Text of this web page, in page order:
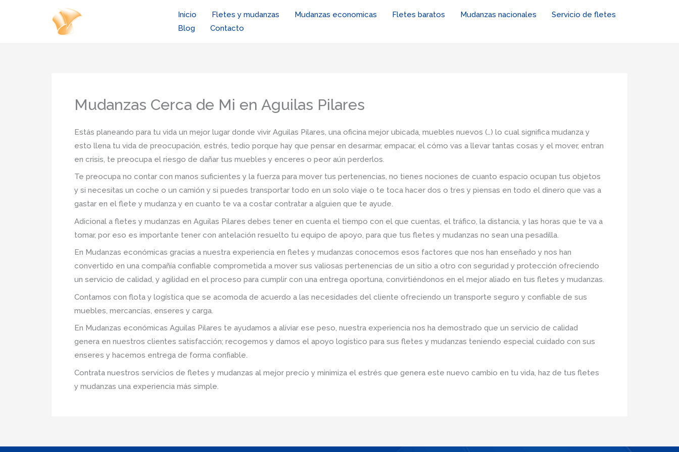
Inicio Fletes y mudanzas Mudanzas economicas Fletes baratos Mudanzas nacionales
Servicio de fletes
Blog
Contacto
Mudanzas Cerca de Mi en Aguilas Pilares
Estás planeando para tu vida un mejor lugar donde vivir Aguilas Pilares, una oficina mejor ubicada, muebles nuevos (…) lo cual significa mudanza y
esto llena tu vida de preocupación, estrés, tedio porque hay que pensar en desarmar, empacar, el cómo vas a llevar tantas cosas y el mover, entran
en crisis, te preocupa el riesgo de dañar tus muebles y enceres o peor aún perderlos.
Te preocupa no contar con manos suficientes y la fuerza para mover tus pertenencias, no tienes nociones de cuanto espacio ocupan tus objetos
y si necesitas un coche o un camión y si puedes transportar todo en un solo viaje o te toca hacer dos o tres y piensas en todo el dinero que vas a
gastar en el flete y mudanza y en cuanto te va a costar contratar a alguien que te ayude.
Adicional a fletes y mudanzas en Aguilas Pilares debes tener en cuenta el tiempo con el que cuentas, el tráfico, la distancia, y las horas que te va a
tomar, por eso es importante tener con antelación resuelto tu equipo de apoyo, para que tus fletes y mudanzas no sean una pesadilla.
En Mudanzas económicas gracias a nuestra experiencia en fletes y mudanzas conocemos esos factores que nos han enseñado y nos han
convertido en una compañía confiable comprometida a mover sus valiosas pertenencias de un sitio a otro con seguridad y protección ofreciendo
un servicio de calidad, y agilidad en el proceso para cumplir con una entrega oportuna, convirtiéndonos en el mejor aliado en tus fletes y mudanzas.
Contamos con flota y logística que se acomoda de acuerdo a las necesidades del cliente ofreciendo un transporte seguro y confiable de sus
muebles, mercancías, enseres y carga.
En Mudanzas económicas Aguilas Pilares te ayudamos a aliviar ese peso, nuestra experiencia nos ha demostrado que un servicio de calidad
genera en nuestros clientes satisfacción; recogemos y damos el apoyo logístico para sus fletes y mudanzas teniendo especial cuidado con sus
enseres y hacemos entrega de forma confiable.
Contrata nuestros servicios de fletes y mudanzas al mejor precio y minimiza el estrés que genera este nuevo cambio en tu vida, haz de tus fletes
y mudanzas una experiencia más simple.